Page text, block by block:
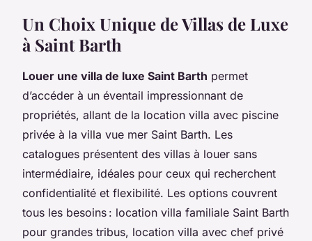
Un Choix Unique de Villas de Luxe
à Saint Barth
Louer une villa de luxe Saint Barth permet
d’accéder à un éventail impressionnant de
propriétés, allant de la location villa avec piscine
privée à la villa vue mer Saint Barth. Les
catalogues présentent des villas à louer sans
intermédiaire, idéales pour ceux qui recherchent
confidentialité et flexibilité. Les options couvrent
tous les besoins : location villa familiale Saint Barth
pour grandes tribus, location villa avec chef privé